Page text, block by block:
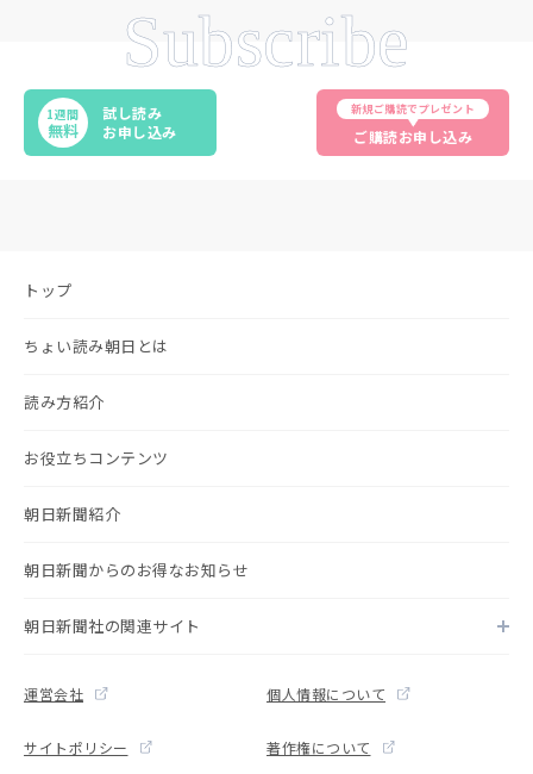
Subscribe
1週間
無料
試し読み
お申し込み
新規ご購読でプレゼント
ご購読お申し込み
トップ
ちょい読み朝日とは
読み方紹介
お役立ちコンテンツ
朝日新聞紹介
朝日新聞からのお得なお知らせ
朝日新聞社の関連サイト
運営会社 個人情報について
サイトポリシー 著作権について